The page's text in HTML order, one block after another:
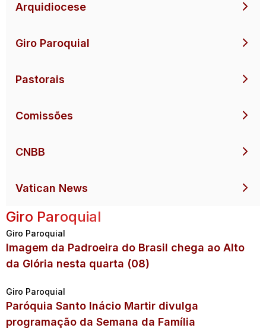
Arquidiocese
Giro Paroquial
Pastorais
Comissões
CNBB
Vatican News
Giro Paroquial
Giro Paroquial
Imagem da Padroeira do Brasil chega ao Alto
da Glória nesta quarta (08)
Giro Paroquial
Paróquia Santo Inácio Martir divulga
programação da Semana da Família